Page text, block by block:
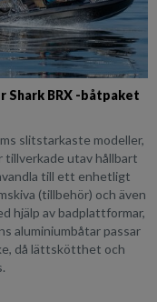
Shark BRX -båtpaket
slitstarkaste modeller,
tillverkade utav hållbart
till ett enhetligt
(tillbehör) och även
hjälp av badplattformar,
aluminiumbåtar passar
då lättskötthet och